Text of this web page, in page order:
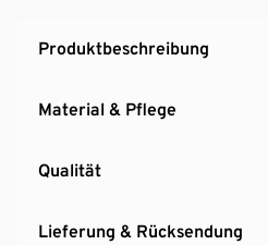
Produktbeschreibung
Material & Pflege
Qualität
Lieferung & Rücksendung